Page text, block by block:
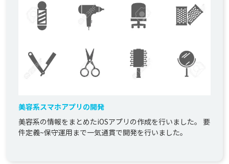
美容系スマホアプリの開発
美容系の情報をまとめたiOSアプリの作成を行いました。 要
件定義~保守運用まで一気通貫で開発を行いました｡